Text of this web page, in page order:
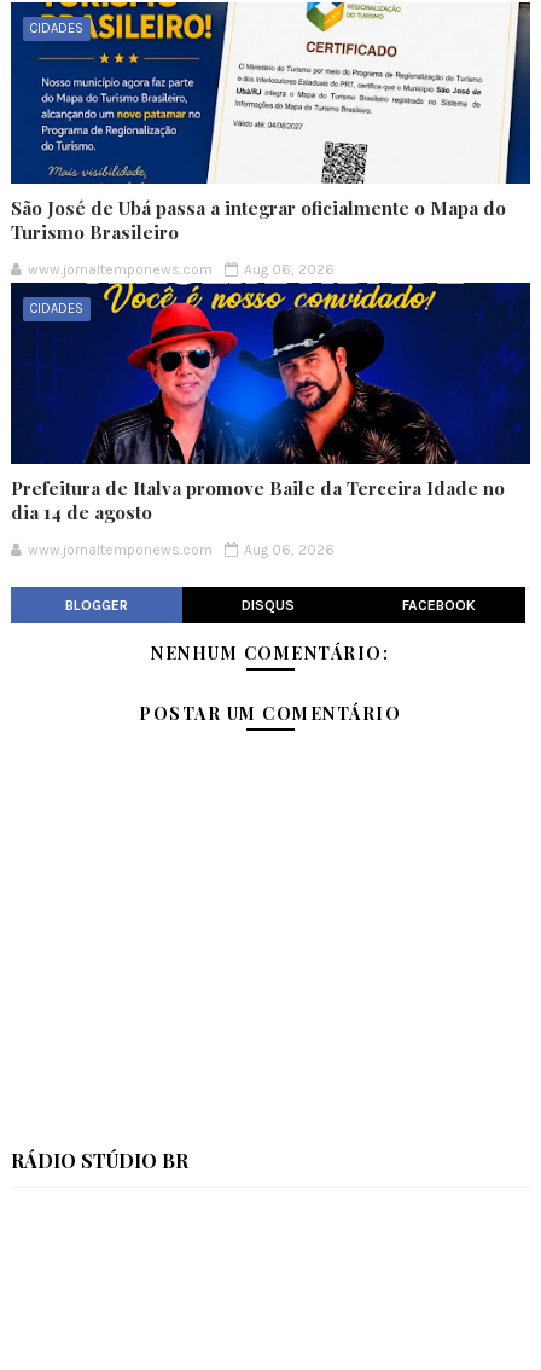
CIDADES
São José de Ubá passa a integrar oficialmente o Mapa do
Turismo Brasileiro
www.jornaltemponews.com Aug 06, 2026
CIDADES
Prefeitura de Italva promove Baile da Terceira Idade no
dia 14 de agosto
www.jornaltemponews.com Aug 06, 2026
BLOGGER DISQUS FACEBOOK
NENHUM COMENTÁRIO:
POSTAR UM COMENTÁRIO
RÁDIO STÚDIO BR